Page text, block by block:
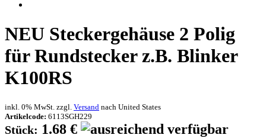
NEU Steckergehäuse 2 Polig
für Rundstecker z.B. Blinker
K100RS
inkl. 0% MwSt. zzgl. Versand nach United States
Artikelcode: 6113SGH229
Stück: 1.68 €